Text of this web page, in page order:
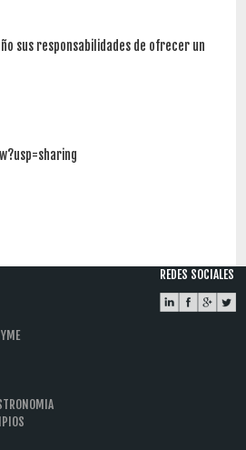
sus responsabilidades de ofrecer un
REDES SOCIALES